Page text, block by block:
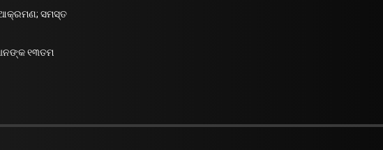
ଆକ୍ରମଣ; ସମସ୍ତ
୧୩ତମ